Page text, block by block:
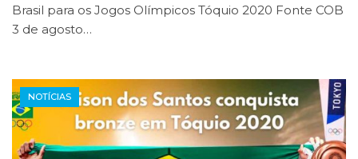
Brasil para os Jogos Olímpicos Tóquio 2020 Fonte COB
3 de agosto…
NOTÍCIAS